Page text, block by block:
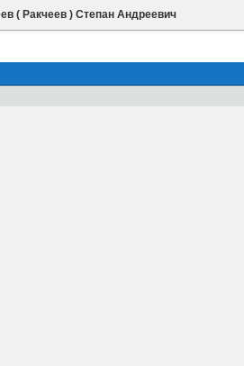
( Ракчеев ) Степан Андреевич